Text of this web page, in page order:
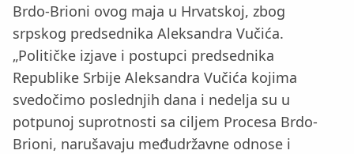
Brdo-Brioni ovog maja u Hrvatskoj, zbog
srpskog predsednika Aleksandra Vučića.
„Političke izjave i postupci predsednika
Republike Srbije Aleksandra Vučića kojima
svedočimo poslednjih dana i nedelja su u
potpunoj suprotnosti sa ciljem Procesa Brdo-
Brioni, narušavaju međudržavne odnose i